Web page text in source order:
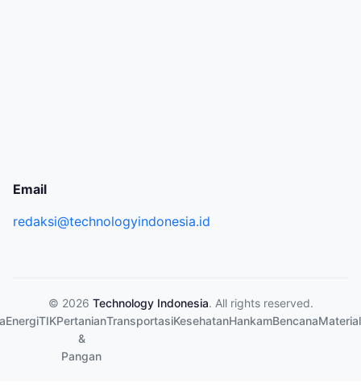
Email
redaksi@technologyindonesia.id
© 2026 Technology Indonesia. All rights reserved.
EnergiTIKPertanian
&
Pangan
TransportasiKesehatanHankamBencanaMaterial